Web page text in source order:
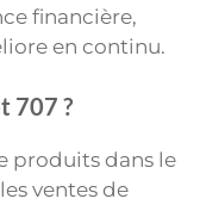
financière,
en continu.
707 ?
produits dans le
ventes de